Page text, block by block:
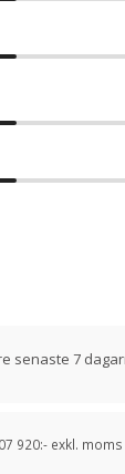
senaste 7
920:- exkl. moms